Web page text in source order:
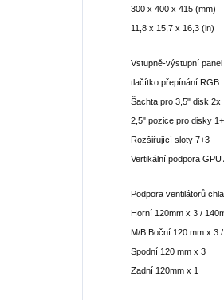
300 x 400 x 415 (mm)
11,8 x 15,7 x 16,3 (in)
Vstupně-výstupní
tlačítko přepínání RGB.
Šachta pro 3,5" disk 2x
2,5" pozice pro disky
Rozšiřující sloty 7+3
Vertikální podpora GPU
Podpora ventilátorů
Horní 120mm x 3 /
M/B Boční 120 mm x 3
Spodní 120 mm x 3
Zadní 120mm x 1